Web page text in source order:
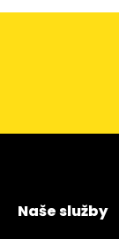
Naše služby